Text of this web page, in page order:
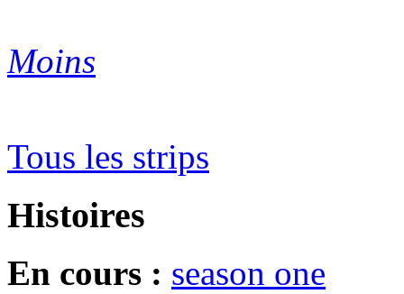
Moins
Tous les strips
Histoires
En cours : season one